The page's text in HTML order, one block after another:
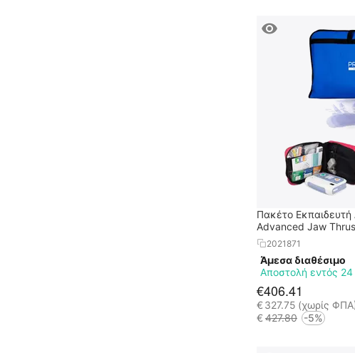
Πακέτο
Advanced Jaw
120C+
2021871
Άμεσα διαθέσιμο
Αποστολή εντός
€406.41
€327.75 (χωρίς
€427.80 -5%